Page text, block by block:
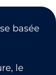
basée
le